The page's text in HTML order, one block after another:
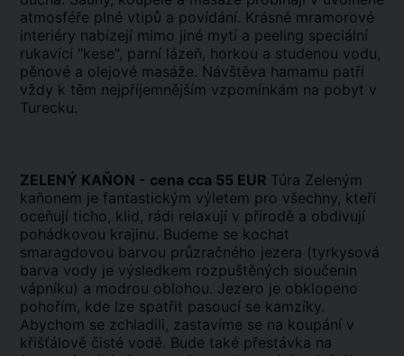
atmosféře plné vtipů a povídání. Krásné mramorové
interiéry nabízejí mimo jiné mytí a peeling speciální
rukavicí "kese", parní lázeň, horkou a studenou vodu,
pěnové a olejové masáže. Návštěva hamamu patří
vždy k těm nejpříjemnějším vzpomínkám na pobyt v
Turecku.
ZELENÝ KAŇON - cena cca 55 EUR Túra Zeleným
kaňonem je fantastickým výletem pro všechny, kteří
oceňují ticho, klid, rádi relaxují v přírodě a obdivují
pohádkovou krajinu. Budeme se kochat
smaragdovou barvou průzračného jezera (tyrkysová
barva vody je výsledkem rozpuštěných sloučenin
vápníku) a modrou oblohou. Jezero je obklopeno
pohořím, kde lze spatřit pasoucí se kamzíky.
Abychom se zchladili, zastavíme se na koupání v
křišťálově čisté vodě. Bude také přestávka na